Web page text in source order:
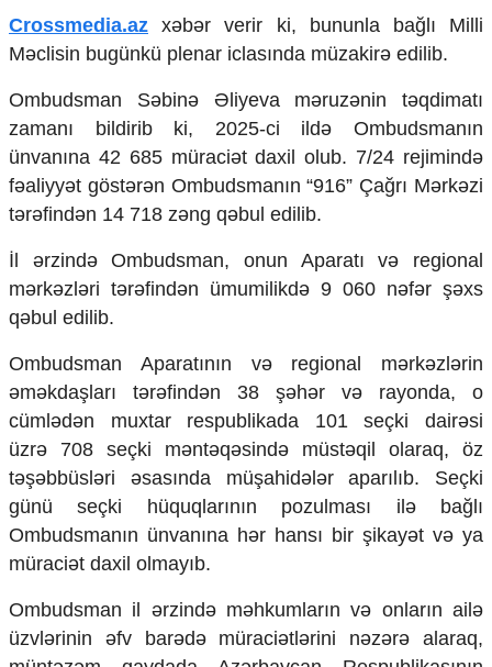
Humanitar
Elm və təhsil
Mədəniyyət
Diaspor
Yüksəliş hekayəsi
Mədəniyyətimizin Zəfəri
Zəfər Diasporu
Səhiyyə
Turizm
İqtisadiyyat
Energetika
Neft-qaz
Əmək və sosial siyasət
Kənd təsərrüfatı
Hərbi sənaye
Telekommunikasiya və nəqliyyat
COP29
Cəmiyyət
Siyasət
Məhkəmə və hüquq
Crossmedia.az
xəbər verir ki, bununla bağlı Milli
Məclisin bugünkü plenar iclasında müzakirə edilib.
Ombudsman Səbinə Əliyeva məruzənin təqdimatı
zamanı bildirib ki, 2025-ci ildə Ombudsmanın
ünvanına 42 685 müraciət daxil olub. 7/24 rejimində
fəaliyyət göstərən Ombudsmanın “916” Çağrı Mərkəzi
tərəfindən 14 718 zəng qəbul edilib.
İl ərzində Ombudsman, onun Aparatı və regional
mərkəzləri tərəfindən ümumilikdə 9 060 nəfər şəxs
qəbul edilib.
Ombudsman Aparatının və regional mərkəzlərin
əməkdaşları tərəfindən 38 şəhər və rayonda, o
cümlədən muxtar respublikada 101 seçki dairəsi
üzrə 708 seçki məntəqəsində müstəqil olaraq, öz
təşəbbüsləri əsasında müşahidələr aparılıb. Seçki
günü seçki hüquqlarının pozulması ilə bağlı
Ombudsmanın ünvanına hər hansı bir şikayət və ya
müraciət daxil olmayıb.
Ombudsman il ərzində məhkumların və onların ailə
üzvlərinin əfv barədə müraciətlərini nəzərə alaraq,